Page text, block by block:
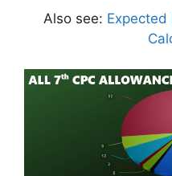
Also see: Expected